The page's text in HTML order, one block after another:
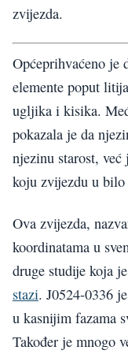
zvijezda.
Općeprihvaćeno je
elemente poput
ugljika i kisika.
pokazala je da
njezinu starost,
koju zvijezdu u
Ova zvijezda,
koordinatama u
druge studije koja
stazi. J0524-0336
u kasnijim fazama
Također je mnogo